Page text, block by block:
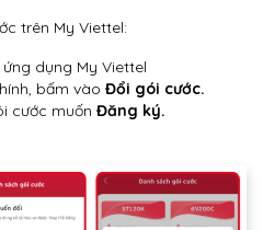
trên My Viettel:
dụng My Viettel
bấm vào Đổi gói cước.
cước muốn Đăng ký.